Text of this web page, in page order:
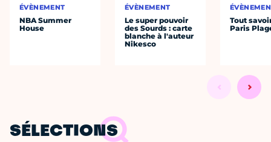
ÉVÈNEMENT
NBA Summer
House
ÉVÈNEMENT
Le super pouvoir
des Sourds : carte
blanche à l'auteur
Nikesco
Tout
Paris
SÉLECTIONS